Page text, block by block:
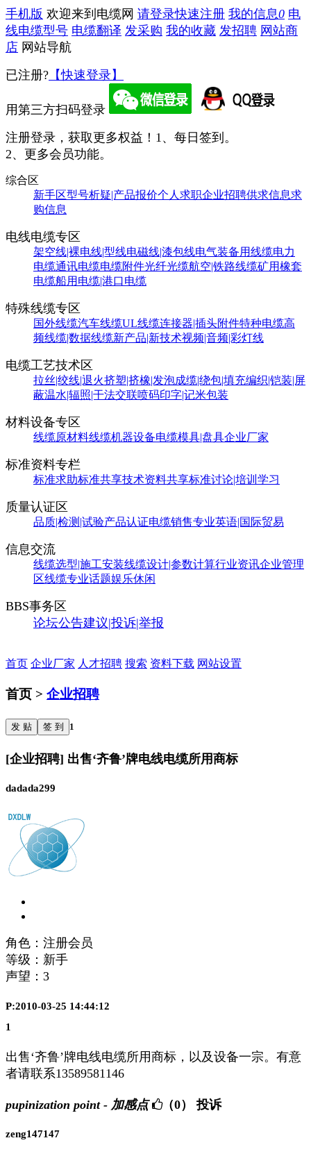
手机版 欢迎来到电缆网 请登录快速注册 我的信息0 电
线电缆型号 电缆翻译 发采购 我的收藏 发招聘 网站商
店 网站导航
已注册? 【快速登录】
用第三方扫码登录
注册登录，获取更多权益！ 1、每日签到。
2、更多会员功能。
综合区
新手区型号析疑|产品报价个人求职企业招聘供求信息求
购信息
电线电缆专区
架空线|裸电线|型线电磁线|漆包线电气装备用线缆电力
电缆通讯电缆电缆附件光纤光缆航空|铁路线缆矿用橡套
电缆船用电缆|港口电缆
特殊线缆专区
国外线缆汽车线缆UL线缆连接器|插头附件特种电缆高
频线缆|数据线缆新产品|新技术视频|音频|彩灯线
电缆工艺技术区
拉丝|绞线|退火挤塑|挤橡|发泡成缆|绕包|填充编织|铠装|屏
蔽温水|辐照|干法交联喷码印字|记米包装
材料设备专区
线缆原材料线缆机器设备电缆模具|盘具企业厂家
标准资料专栏
标准求助标准共享技术资料共享标准讨论|培训学习
质量认证区
品质|检测|试验产品认证电缆销售专业英语|国际贸易
信息交流
线缆选型|施工安装线缆设计|参数计算行业资讯企业管理
区线缆专业话题娱乐休闲
BBS事务区
论坛公告建议|投诉|举报
首页 企业厂家 人才招聘 搜索 资料下载 网站设置
首页 > 企业招聘
发 贴 签 到 1
[企业招聘] 出售‘齐鲁’牌电线电缆所用商标
dadada299
角色：注册会员
等级：新手
声望： 3
P:2010-03-25 14:44:12
1
出售‘齐鲁’牌电线电缆所用商标，以及设备一宗。有意
者请联系13589581146
pupinization point - 加感点 （0） 投诉
zeng147147